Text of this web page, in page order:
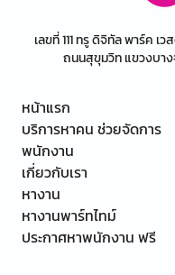
เลขที่ 111 ทรู ดิจิทัล พาร์ค เ
ถนนสุขุมวิท แขวงบาง
หน้าแรก
บริการหาคน ช่วยจัดการ
พนักงาน
เกี่ยวกับเรา
หางาน
หางานพาร์ทไทม์
ประกาศหาพนักงาน ฟรี